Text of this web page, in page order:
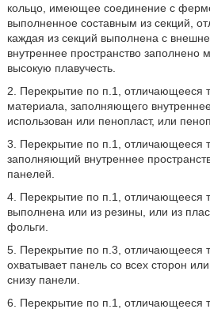
кольцо, имеющее соединение с
выполненное составным из секций,
каждая из секций выполнена с
внутреннее пространство
высокую плавучесть.
2. Перекрытие по п.1, отличающееся
материала, заполняющего внутреннее
использован или пенопласт, или
3. Перекрытие по п.1, отличающееся
заполняющий внутреннее
панелей.
4. Перекрытие по п.1, отличающееся
выполнена или из резины, или из
фольги.
5. Перекрытие по п.3, отличающееся
охватывает панель со всех сторон
снизу панели.
6. Перекрытие по п.1, отличающееся